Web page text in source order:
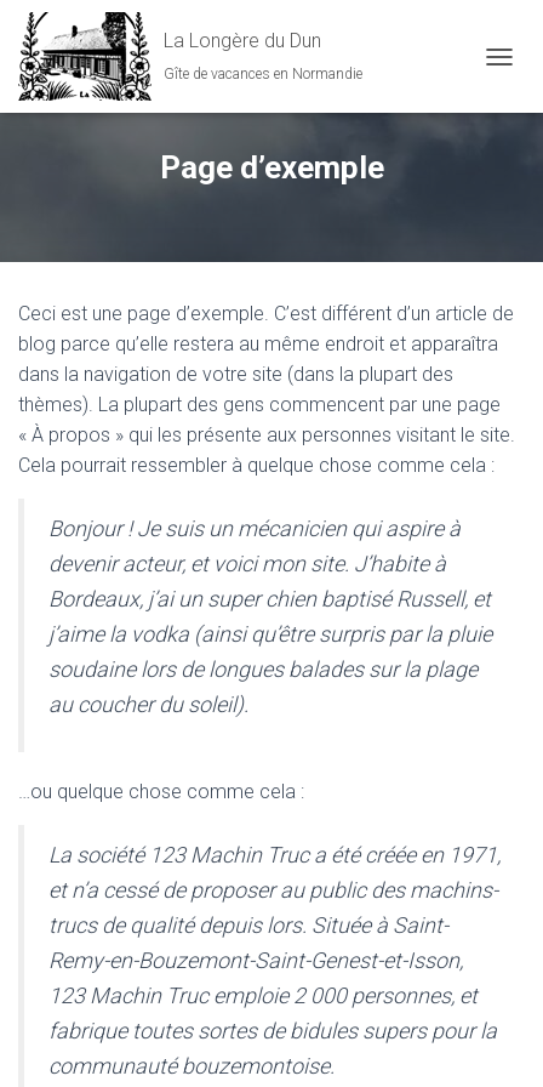
La Longère du Dun
Gîte de vacances en Normandie
Page d’exemple
Ceci est une page d’exemple. C’est différent d’un article de
blog parce qu’elle restera au même endroit et apparaîtra
dans la navigation de votre site (dans la plupart des
thèmes). La plupart des gens commencent par une page
« À propos » qui les présente aux personnes visitant le site.
Cela pourrait ressembler à quelque chose comme cela :
Bonjour ! Je suis un mécanicien qui aspire à
devenir acteur, et voici mon site. J’habite à
Bordeaux, j’ai un super chien baptisé Russell, et
j’aime la vodka (ainsi qu’être surpris par la pluie
soudaine lors de longues balades sur la plage
au coucher du soleil).
…ou quelque chose comme cela :
La société 123 Machin Truc a été créée en 1971,
et n’a cessé de proposer au public des machins-
trucs de qualité depuis lors. Située à Saint-
Remy-en-Bouzemont-Saint-Genest-et-Isson,
123 Machin Truc emploie 2 000 personnes, et
fabrique toutes sortes de bidules supers pour la
communauté bouzemontoise.